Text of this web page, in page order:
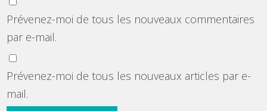
Prévenez-moi de tous les nouveaux commentaires
par e-mail.
Prévenez-moi de tous les nouveaux articles par e-
mail.